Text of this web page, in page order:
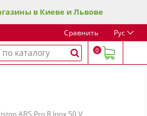
в Киеве и Львове
Сравнить Рус
0
ABS Pro R Inox 50 V